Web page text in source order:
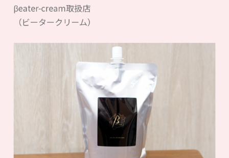
βeater-cream取扱店
（ビータークリーム）